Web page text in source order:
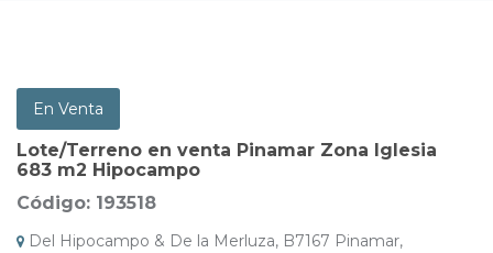
En Venta
Lote/Terreno en venta Pinamar Zona Iglesia
683 m2 Hipocampo
Código: 193518
Del Hipocampo & De la Merluza, B7167 Pinamar,